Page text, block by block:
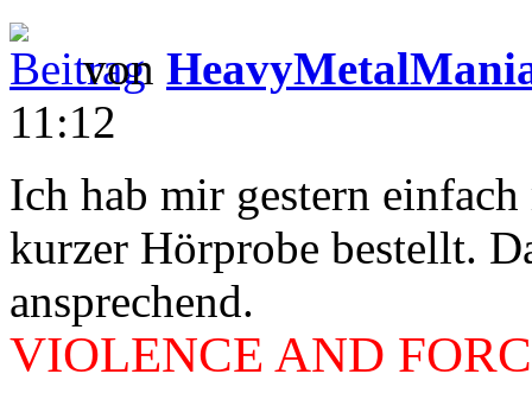
von
11:12
Ich hab mir gestern
kurzer Hörprobe bestellt.
ansprechend.
VIOLENCE AND